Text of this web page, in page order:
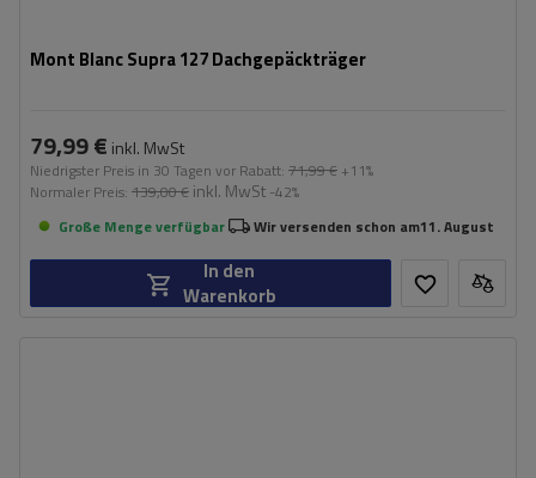
Mont Blanc Supra 127 Dachgepäckträger
79,99 € inkl. MwSt
Niedrigster Preis in 30 Tagen vor Rabatt: 71,99 € +11%
Normaler Preis: 139,00 € inkl. MwSt -42%
Große Menge verfügbar
Wir versenden schon am11. August
In den
Warenkorb